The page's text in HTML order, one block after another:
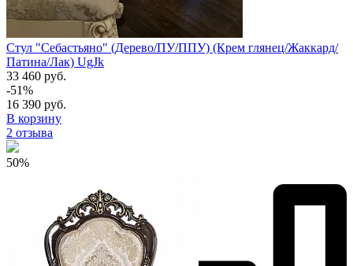
Стул "Себастьяно" (Дерево/ПУ/ППУ) (Крем глянец/Жаккард/
Патина/Лак) UgJk
33 460 руб.
-51%
16 390 руб.
В корзину
2 отзыва
50%